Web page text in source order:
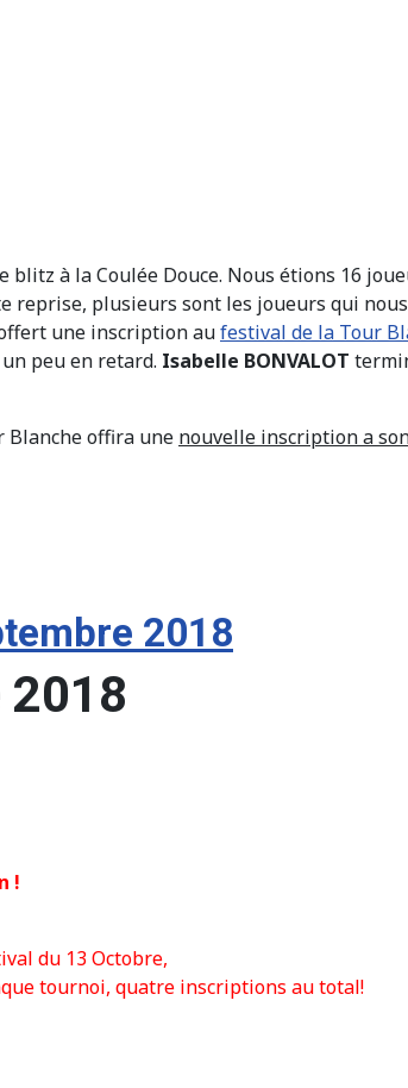
à la Coulée Douce. Nous étions 16
reprise, plusieurs sont les joueurs qui
une inscription aufestival de la Tour
peu en retard. Isabelle BONVALOT
Blanche offira une nouvelle inscription a
2018
2018
!
du 13 Octobre,
tournoi, quatre inscriptions au total!